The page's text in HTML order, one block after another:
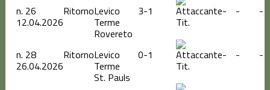
n. 26
12.04.2026
RitornoLevico
Terme
Rovereto
3-1
Tit.
- - -
n. 28
26.04.2026
RitornoLevico
Terme
St. Pauls
0-1
Tit.
- - -